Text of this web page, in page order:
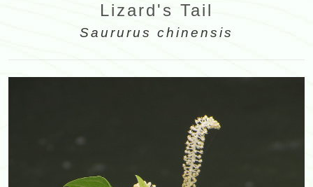
Lizard's Tail
Saururus chinensis